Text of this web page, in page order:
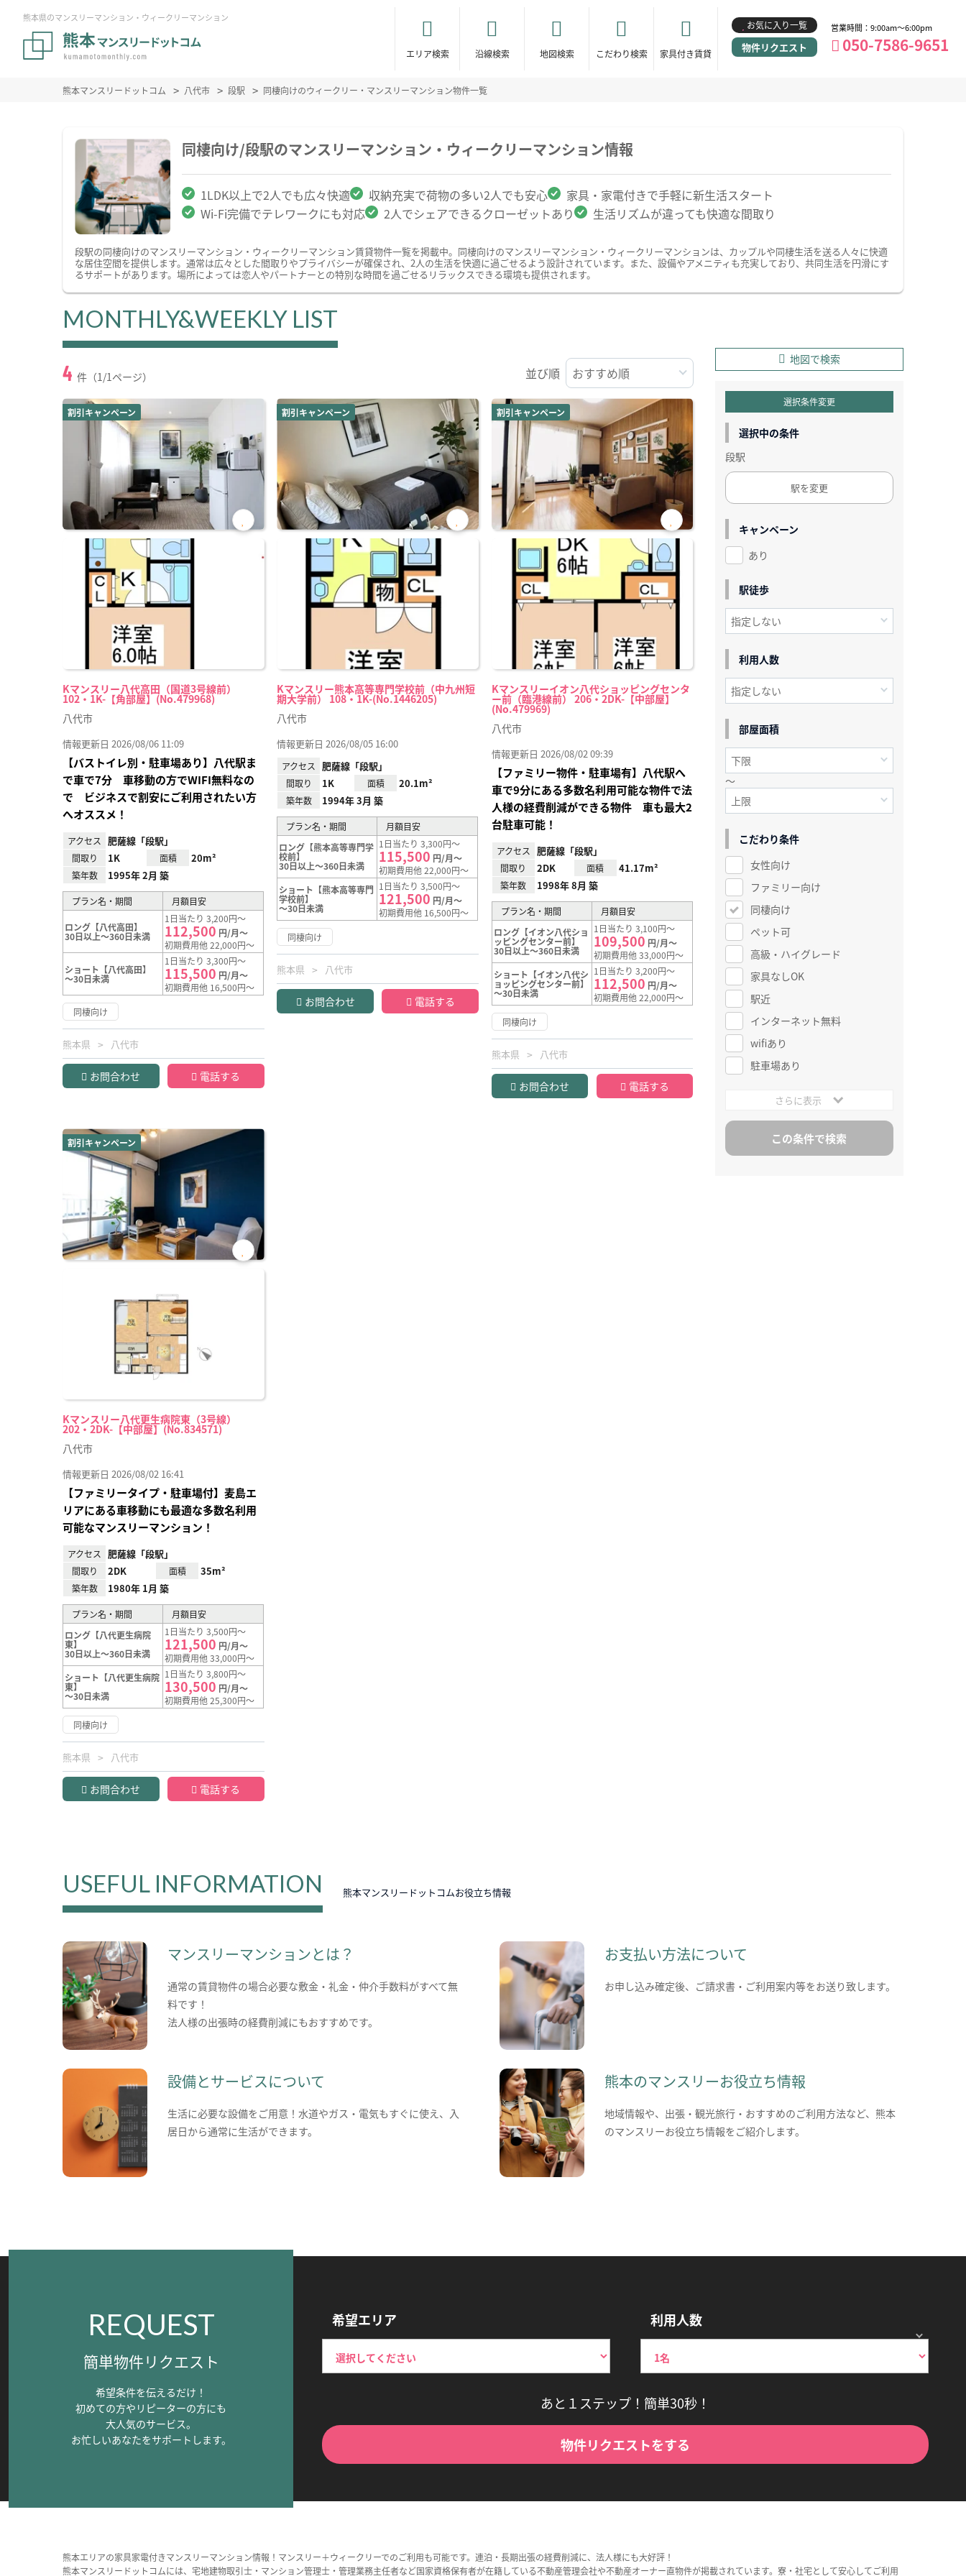
熊本県のマンスリーマンション・ウィークリーマンション
エリア検索 沿線検索 地図検索 こだわり検索 家具付き賃貸
お気に入り一覧
物件リクエスト
営業時間：9:00am～6:00pm
050-7586-9651
熊本マンスリードットコム 八代市 段駅 同棲向けのウィークリー・マンスリーマンション物件一覧
同棲向け/段駅のマンスリーマンション・ウィークリーマンション情報
1LDK以上で2人でも広々快適 収納充実で荷物の多い2人でも安心
家具・家電付きで手軽に新生活スタート
Wi-Fi完備でテレワークにも対応
2人でシェアできるクローゼットあり 生活リズムが違っても快適な間取り
段駅の同棲向けのマンスリーマンション・ウィークリーマンション賃貸物件一覧を掲載中。同棲向けのマンスリーマンション・ウィークリーマンションは、カップルや同棲生活を送る人々に快適
な居住空間を提供します。通常は広々とした間取りやプライバシーが確保され、2人の生活を快適に過ごせるよう設計されています。また、設備やアメニティも充実しており、共同生活を円滑にす
るサポートがあります。場所によっては恋人やパートナーとの特別な時間を過ごせるリラックスできる環境も提供されます。
MONTHLY&WEEKLY LIST
4 件（1/1ページ） 並び順
割引キャンペーン
Kマンスリー八代高田（国道3号線前）
102・1K-【角部屋】(No.479968)
お気
八代市
情報更新日 2026/08/06 11:09
【バストイレ別・駐車場あり】八代駅ま
で車で7分 車移動の方でWIFI無料なの
で ビジネスで割安にご利用されたい方
へオススメ！
アクセス 肥薩線「段駅」
間取り 1K 面積 20m²
築年数 1995年 2月 築
プラン名・期間 月額目安
ロング【八代高田】
30日以上～360日未満
1日当たり 3,200円～
112,500 円/月～
初期費用他 22,000円～
ショート【八代高田】
～30日未満
1日当たり 3,300円～
115,500 円/月～
初期費用他 16,500円～
同棲向け
熊本県 八代市
お問合わせ 電話する
割引キャンペーン
Kマンスリー熊本高等専門学校前（中九州短
期大学前） 108・1K-(No.1446205)
お気
八代市
情報更新日 2026/08/05 16:00
アクセス 肥薩線「段駅」
間取り 1K 面積 20.1m²
築年数 1994年 3月 築
プラン名・期間
月額目安
ロング【熊本高等専門学
校前】
30日以上～360日未満
1日当たり 3,300円～
115,500 円/月～
初期費用他 22,000円～
ショート【熊本高等専門
学校前】
～30日未満
1日当たり 3,500円～
121,500 円/月～
初期費用他 16,500円～
同棲向け
熊本県 八代市
お問合わせ 電話する
割引キャンペーン
Kマンスリーイオン八代ショッピングセンタ
ー前（臨港線前） 206・2DK-【中部屋】
(No.479969)
お気
に入
り登
録
八代市
情報更新日 2026/08/02 09:39
【ファミリー物件・駐車場有】八代駅へ
車で9分にある多数名利用可能な物件で法
人様の経費削減ができる物件 車も最大2
台駐車可能！
アクセス 肥薩線「段駅」
間取り 2DK 面積 41.17m²
築年数 1998年 8月 築
プラン名・期間
月額目安
ロング【イオン八代ショ
ッピングセンター前】
30日以上～360日未満
1日当たり 3,100円～
109,500 円/月～
初期費用他 33,000円～
ショート【イオン八代シ
ョッピングセンター前】
～30日未満
1日当たり 3,200円～
112,500 円/月～
初期費用他 22,000円～
同棲向け
熊本県 八代市
お問合わせ 電話する
割引キャンペーン
Kマンスリー八代更生病院東（3号線）
202・2DK-【中部屋】(No.834571)
お気
八代市
情報更新日 2026/08/02 16:41
【ファミリータイプ・駐車場付】麦島エ
リアにある車移動にも最適な多数名利用
可能なマンスリーマンション！
アクセス 肥薩線「段駅」
間取り 2DK 面積 35m²
築年数 1980年 1月 築
プラン名・期間
月額目安
ロング【八代更生病院
東】
30日以上～360日未満
1日当たり 3,500円～
121,500 円/月～
初期費用他 33,000円～
ショート【八代更生病院
東】
～30日未満
1日当たり 3,800円～
130,500 円/月～
初期費用他 25,300円～
同棲向け
熊本県 八代市
お問合わせ 電話する
地図で検索
選択条件変更
選択中の条件
段駅
駅を変更
キャンペーン
あり
駅徒歩
利用人数
部屋面積
～
こだわり条件
女性向け
ファミリー向け
同棲向け
ペット可
高級・ハイグレード
家具なしOK
駅近
インターネット無料
wifiあり
駐車場あり
さらに表示
USEFUL INFORMATION 熊本マンスリードットコムお役立ち情報
マンスリーマンションとは？
通常の賃貸物件の場合必要な敷金・礼金・仲介手数料がすべて無
料です！
法人様の出張時の経費削減にもおすすめです。
お支払い方法について
お申し込み確定後、ご請求書・ご利用案内等をお送り致します。
設備とサービスについて
生活に必要な設備をご用意！水道やガス・電気もすぐに使え、入
居日から通常に生活ができます。
熊本のマンスリーお役立ち情報
地域情報や、出張・観光旅行・おすすめのご利用方法など、熊本
のマンスリーお役立ち情報をご紹介します。
REQUEST
簡単物件リクエスト
希望条件を伝えるだけ！
初めての方やリピーターの方にも
大人気のサービス。
お忙しいあなたをサポートします。
希望エリア 利用人数
あと１ステップ！簡単30秒！
物件リクエストをする
熊本エリアの家具家電付きマンスリーマンション情報！マンスリー＋ウィークリーでのご利用も可能です。連泊・長期出張の経費削減に、法人様にも大好評！
熊本マンスリードットコムには、宅地建物取引士・マンション管理士・管理業務主任者など国家資格保有者が在籍している不動産管理会社や不動産オーナー直物件が掲載されています。寮・社宅として安心してご利用